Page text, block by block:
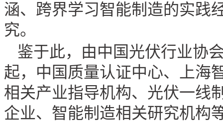
涵、跨界学习智能制造的实践
究。
鉴于此，由中国光伏行业协
起，中国质量认证中心、上海
相关产业指导机构、光伏一线
企业、智能制造相关研究机构